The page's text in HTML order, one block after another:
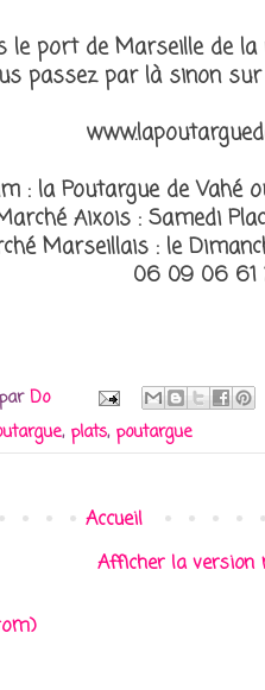
le port de Marseille de
passez par là sinon
: la Poutargue de Vahé
Aixois : Samedi
Marseillais : le
06 09 06 61
Do
, plats, poutargue
Accueil
Afficher la version